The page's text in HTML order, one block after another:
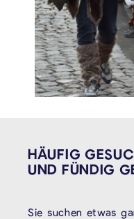
HÄUFIG
UND FÜNDIG
Sie suchen etwas